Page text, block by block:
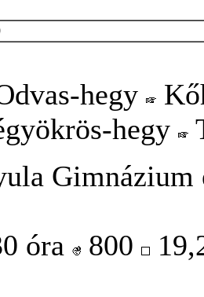
hegy
hegy
Gimnázium
óra
800